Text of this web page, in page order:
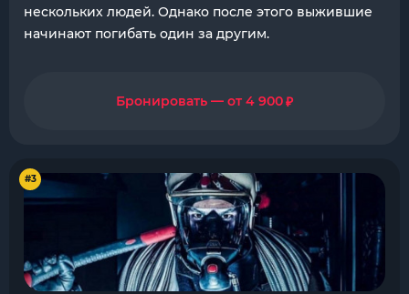
нескольких людей. Однако после этого выжившие
начинают погибать один за другим.
Бронировать — от 4 900₽
#3